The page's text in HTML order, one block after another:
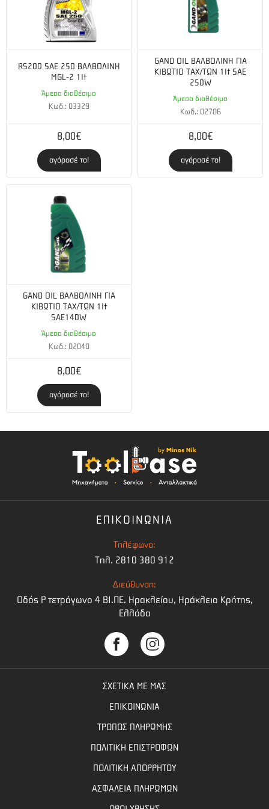
RS200 SAE 250 ΒΑΛΒΟΛΙΝΗ
MGL-2 1lt
Άμεσα διαθέσιμο
Κωδ.: 03329
8,00€
αγόρασέ το!
GAND OIL ΒΑΛΒΟΛΙΝΗ ΓΙΑ
ΚΙΒΩΤΙΟ ΤΑΧ/ΤΩΝ 1lt SAE
250W
Άμεσα διαθέσιμο
Κωδ.: 02706
8,00€
αγόρασέ το!
GAND OIL ΒΑΛΒΟΛΙΝΗ ΓΙΑ
ΚΙΒΩΤΙΟ ΤΑΧ/ΤΩΝ 1lt
SAE140W
Άμεσα διαθέσιμο
Κωδ.: 02040
8,00€
αγόρασέ το!
ΕΠΙΚΟΙΝΩΝΙΑ
Τηλέφωνο:
Τηλ. 2810 380 912
Διεύθυνση:
Οδός Ρ τετράγωνο 4 BI.ΠΕ. Ηρακλείου, Ηράκλειο Κρήτης,
Ελλάδα
ΣΧΕΤΙΚΑ ΜΕ ΜΑΣ
ΕΠΙΚΟΙΝΩΝΙΑ
ΤΡΟΠΟΣ ΠΛΗΡΩΜΗΣ
ΠΟΛΙΤΙΚΗ ΕΠΙΣΤΡΟΦΩΝ
ΠΟΛΙΤΙΚΗ ΑΠΟΡΡΗΤΟΥ
ΑΣΦΑΛΕΙΑ ΠΛΗΡΩΜΩΝ